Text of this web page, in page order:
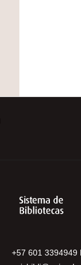
+57 601 3394949